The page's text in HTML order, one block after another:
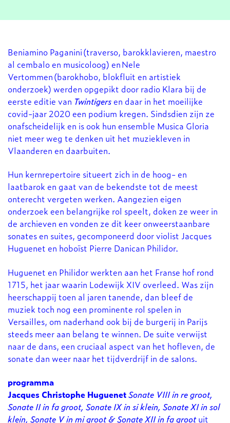
Beniamino Paganini (traverso, barokklavieren, maestro
al cembalo en musicoloog) en Nele
Vertommen (barokhobo, blokfluit en artistiek
onderzoek) werden opgepikt door radio Klara bij de
eerste editie van Twintigers en daar in het moeilijke
covid-jaar 2020 een podium kregen. Sindsdien zijn ze
onafscheidelijk en is ook hun ensemble Musica Gloria
niet meer weg te denken uit het muziekleven in
Vlaanderen en daarbuiten.
Hun kernrepertoire situeert zich in de hoog- en
laatbarok en gaat van de bekendste tot de meest
onterecht vergeten werken. Aangezien eigen
onderzoek een belangrijke rol speelt, doken ze weer in
de archieven en vonden ze dit keer onweerstaanbare
sonates en suites, gecomponeerd door violist Jacques
Huguenet en hoboïst Pierre Danican Philidor.
Huguenet en Philidor werkten aan het Franse hof rond
1715, het jaar waarin Lodewijk XIV overleed. Was zijn
heerschappij toen al jaren tanende, dan bleef de
muziek toch nog een prominente rol spelen in
Versailles, om naderhand ook bij de burgerij in Parijs
steeds meer aan belang te winnen. De suite verwijst
naar de dans, een cruciaal aspect van het hofleven, de
sonate dan weer naar het tijdverdrijf in de salons.
programma
Jacques Christophe HuguenetSonate VIII in re groot,
Sonate II in fa groot, Sonate IX in si klein, Sonate XI in sol
klein, Sonate V in mi groot & Sonate XII in fa grootuit
Inzoomen